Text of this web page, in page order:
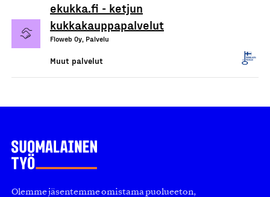
ekukka.fi - ketjun
kukkakauppapalvelut
Floweb Oy, Palvelu
Muut palvelut
Olemme jäsentemme omistama puolueeton,